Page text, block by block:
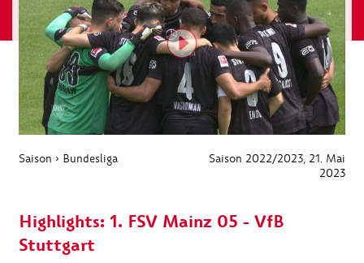
Saison › Bundesliga Saison 2022/2023, 21. Mai
2023
Highlights: 1. FSV Mainz 05 - VfB
Stuttgart